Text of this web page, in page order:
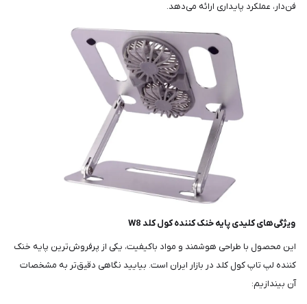
فن‌دار، عملکرد پایداری ارائه می‌دهد.
ویژگی‌های کلیدی پایه خنک کننده کول کلد W8
این محصول با طراحی هوشمند و مواد باکیفیت، یکی از پرفروش‌ترین پایه خنک
کننده لپ تاپ کول کلد در بازار ایران است. بیایید نگاهی دقیق‌تر به مشخصات
آن بیندازیم: